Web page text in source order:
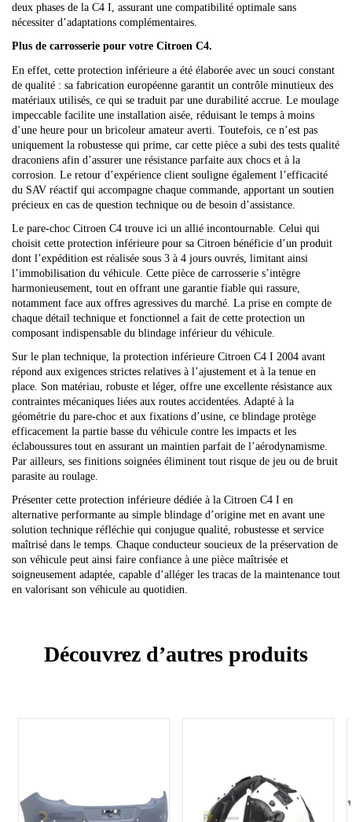
deux phases de la C4 I, assurant une compatibilité optimale sans
nécessiter d’adaptations complémentaires.
Plus de carrosserie pour votre Citroen C4.
En effet, cette protection inférieure a été élaborée avec un souci constant
de qualité : sa fabrication européenne garantit un contrôle minutieux des
matériaux utilisés, ce qui se traduit par une durabilité accrue. Le moulage
impeccable facilite une installation aisée, réduisant le temps à moins
d’une heure pour un bricoleur amateur averti. Toutefois, ce n’est pas
uniquement la robustesse qui prime, car cette pièce a subi des tests qualité
draconiens afin d’assurer une résistance parfaite aux chocs et à la
corrosion. Le retour d’expérience client souligne également l’efficacité
du SAV réactif qui accompagne chaque commande, apportant un soutien
précieux en cas de question technique ou de besoin d’assistance.
Le pare-choc Citroen C4 trouve ici un allié incontournable. Celui qui
choisit cette protection inférieure pour sa Citroen bénéficie d’un produit
dont l’expédition est réalisée sous 3 à 4 jours ouvrés, limitant ainsi
l’immobilisation du véhicule. Cette pièce de carrosserie s’intègre
harmonieusement, tout en offrant une garantie fiable qui rassure,
notamment face aux offres agressives du marché. La prise en compte de
chaque détail technique et fonctionnel a fait de cette protection un
composant indispensable du blindage inférieur du véhicule.
Sur le plan technique, la protection inférieure Citroen C4 I 2004 avant
répond aux exigences strictes relatives à l’ajustement et à la tenue en
place. Son matériau, robuste et léger, offre une excellente résistance aux
contraintes mécaniques liées aux routes accidentées. Adapté à la
géométrie du pare-choc et aux fixations d’usine, ce blindage protège
efficacement la partie basse du véhicule contre les impacts et les
éclaboussures tout en assurant un maintien parfait de l’aérodynamisme.
Par ailleurs, ses finitions soignées éliminent tout risque de jeu ou de bruit
parasite au roulage.
Présenter cette protection inférieure dédiée à la Citroen C4 I en
alternative performante au simple blindage d’origine met en avant une
solution technique réfléchie qui conjugue qualité, robustesse et service
maîtrisé dans le temps. Chaque conducteur soucieux de la préservation de
son véhicule peut ainsi faire confiance à une pièce maîtrisée et
soigneusement adaptée, capable d’alléger les tracas de la maintenance tout
en valorisant son véhicule au quotidien.
Découvrez d’autres produits